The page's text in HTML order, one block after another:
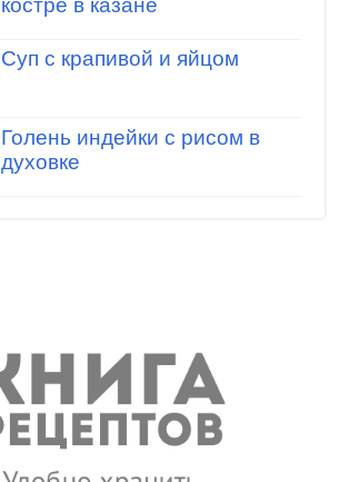
костре в казане
Суп с крапивой и яйцом
Голень индейки с рисом в
духовке